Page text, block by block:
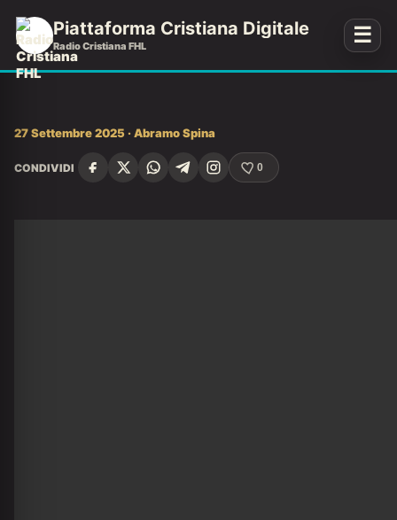
Piattaforma Cristiana Digitale
Radio Cristiana FHL ☰
27 Settembre 2025 · Abramo Spina
CONDIVIDI 0